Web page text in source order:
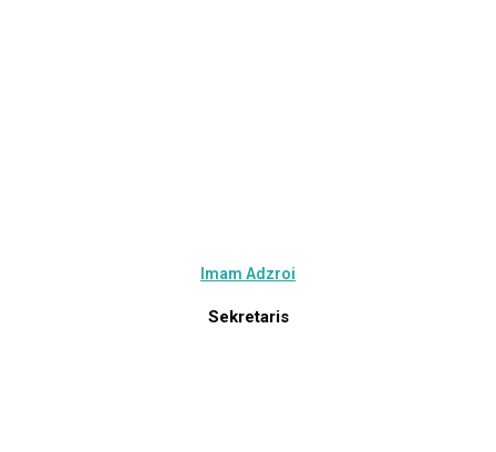
Imam Adzroi
Sekretaris